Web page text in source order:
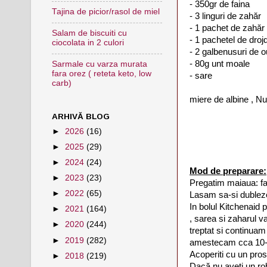
- 350gr de faina
- 3 linguri de zahăr
- 1 pachet de zahăr
- 1 pachetel de
- 2 galbenusuri de
- 80g unt moale
- sare
miere de albine ,
Mod de preparare:
Pregatim maiaua:
Lasam sa-si
In bolul Kitchenaid
, sarea si
treptat si
amestecam cca
Acoperiti cu un
Tajina de picior/rasol de miel
Salam de biscuiti cu
ciocolata in 2 culori
Sarmale cu varza murata
fara orez ( reteta keto, low
carb)
ARHIVĂ BLOG
► 2026 (16)
► 2025 (29)
► 2024 (24)
► 2023 (23)
► 2022 (65)
► 2021 (164)
► 2020 (244)
► 2019 (282)
► 2018 (219)